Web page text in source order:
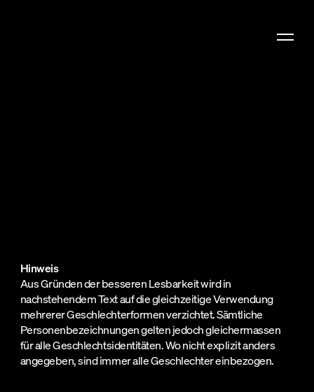
English Version
(FIDLEG)
Hinweis
Aus Gründen der besseren Lesbarkeit wird in
nachstehendem Text auf die gleichzeitige Verwendung
mehrerer Geschlechterformen verzichtet. Sämtliche
Personenbezeichnungen gelten jedoch gleichermassen
für alle Geschlechtsidentitäten. Wo nicht explizit anders
angegeben, sind immer alle Geschlechter einbezogen.